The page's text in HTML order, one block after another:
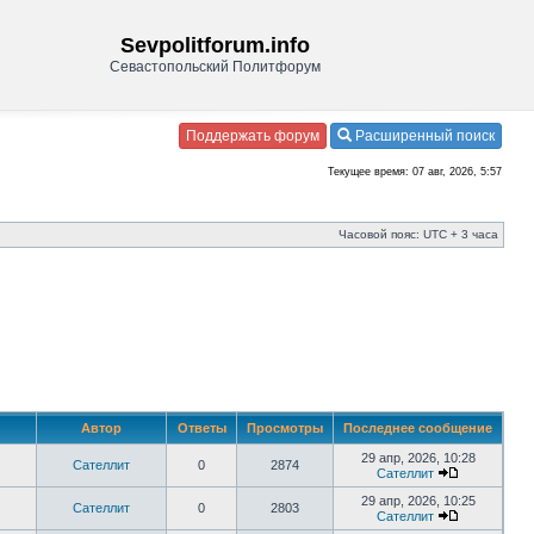
Sevpolitforum.info
Севастопольский Политфорум
Поддержать форум Расширенный поиск
Текущее время: 07 авг, 2026, 5:57
Часовой пояс: UTC + 3 часа
Автор Ответы Просмотры Последнее сообщение
Сателлит 0 2874
29 апр, 2026, 10:28
Сателлит
Сателлит 0 2803
29 апр, 2026, 10:25
Сателлит